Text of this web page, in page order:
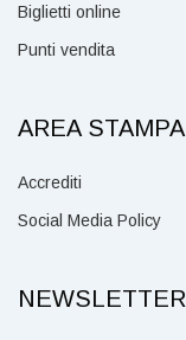
Biglietti online
Punti vendita
AREA STAMPA
Accrediti
Social Media Policy
NEWSLETTER